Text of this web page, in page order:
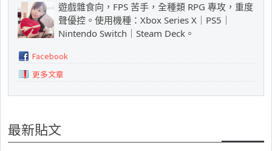
遊戲雜食向，FPS 苦手，全種類 RPG 專攻，重度
聲優控。使用機種：Xbox Series X｜PS5｜
Nintendo Switch｜Steam Deck。
Facebook
更多文章
最新貼文